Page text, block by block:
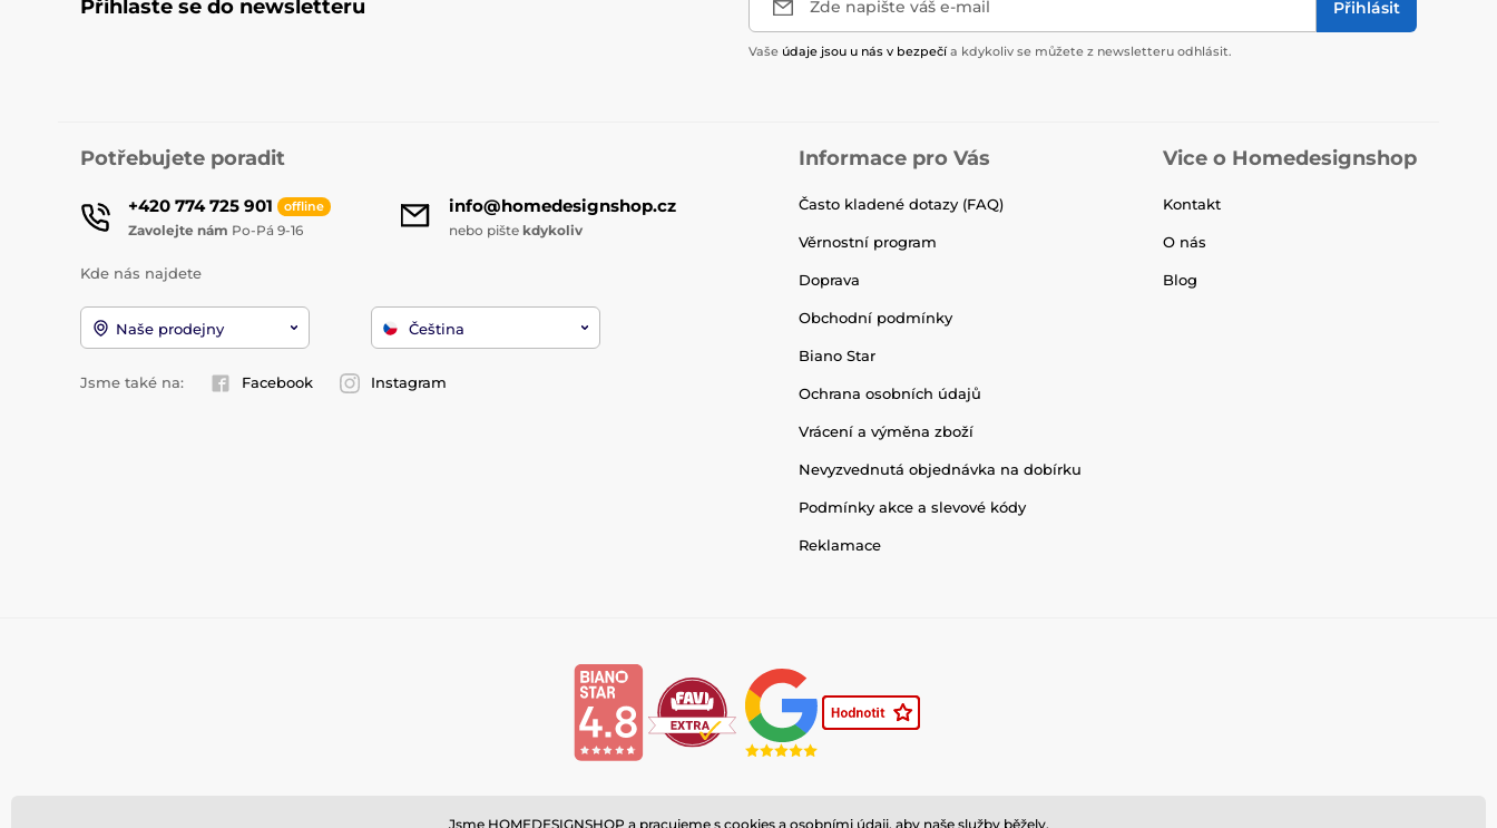
Přihlaste se do newsletteru Zde napište váš e-mail Přihlásit
Vaše údaje jsou u nás v bezpečí a kdykoliv se můžete z newsletteru odhlásit.
Potřebujete poradit
+420 774 725 901 offline
Zavolejte nám Po-Pá 9-16
info@homedesignshop.cz
nebo pište kdykoliv
Kde nás najdete
Naše prodejny Čeština
Jsme také na: Facebook Instagram
Informace pro Vás
Často kladené dotazy (FAQ)
Věrnostní program
Doprava
Obchodní podmínky
Biano Star
Ochrana osobních údajů
Vrácení a výměna zboží
Nevyzvednutá objednávka na dobírku
Podmínky akce a slevové kódy
Reklamace
Vice o Homedesignshop
Kontakt
O nás
Blog
Jsme HOMEDESIGNSHOP a pracujeme s cookies a osobními údaji, aby naše služby běžely.